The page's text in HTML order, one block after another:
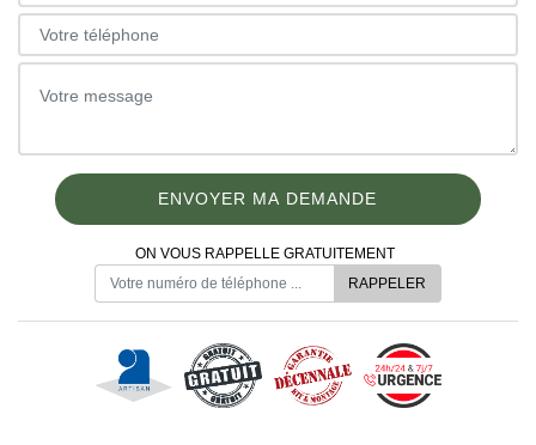
ON VOUS RAPPELLE GRATUITEMENT